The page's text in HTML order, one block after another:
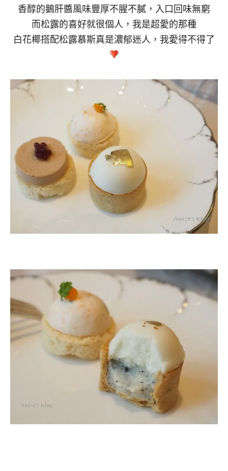
香醇的鵝肝醬風味豐厚不腥不膩，入口回味無窮
而松露的喜好就很個人，我是超愛的那種
白花椰搭配松露慕斯真是濃郁迷人，我愛得不得了